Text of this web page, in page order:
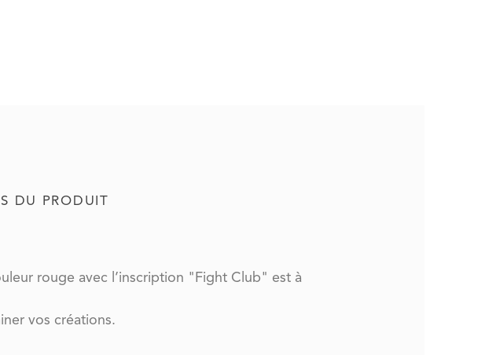
DU PRODUIT
rouge avec l’inscription "Fight Club" est à
vos créations.